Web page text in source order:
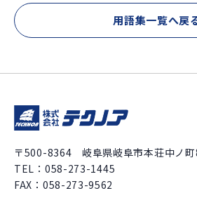
用語集一覧へ戻
〒500-8364 岐阜県岐阜市本荘中ノ
TEL： 058-273-1445
FAX：058-273-9562